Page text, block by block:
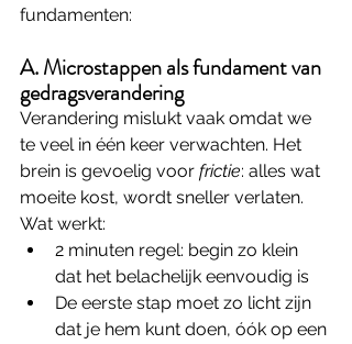
fundamenten:
A. Microstappen als fundament van
gedragsverandering
Verandering mislukt vaak omdat we
te veel in één keer verwachten. Het
brein is gevoelig voor frictie: alles wat
moeite kost, wordt sneller verlaten.
Wat werkt:
2 minuten regel: begin zo klein
dat het belachelijk eenvoudig is
De eerste stap moet zo licht zijn
dat je hem kunt doen, óók op een